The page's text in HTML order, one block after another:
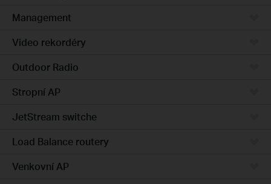
Management
Video rekordéry
Outdoor Radio
Stropní AP
JetStream switche
Load Balance routery
Venkovní AP